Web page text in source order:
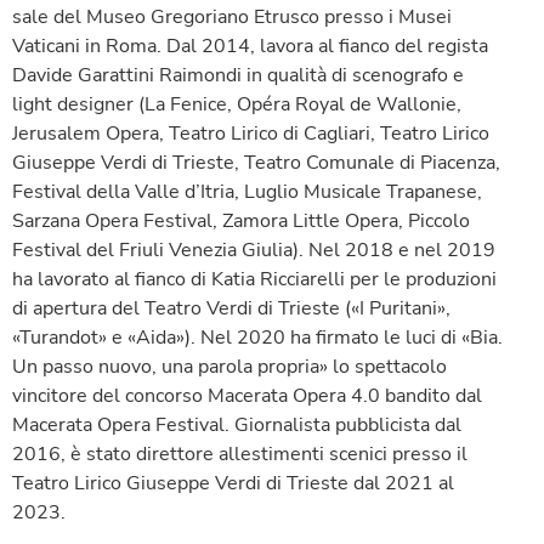
sale del Museo Gregoriano Etrusco presso i Musei
Vaticani in Roma. Dal 2014, lavora al fianco del regista
Davide Garattini Raimondi in qualità di scenografo e
light designer (La Fenice, Opéra Royal de Wallonie,
Jerusalem Opera, Teatro Lirico di Cagliari, Teatro Lirico
Giuseppe Verdi di Trieste, Teatro Comunale di Piacenza,
Festival della Valle d’Itria, Luglio Musicale Trapanese,
Sarzana Opera Festival, Zamora Little Opera, Piccolo
Festival del Friuli Venezia Giulia). Nel 2018 e nel 2019
ha lavorato al fianco di Katia Ricciarelli per le produzioni
di apertura del Teatro Verdi di Trieste («I Puritani»,
«Turandot» e «Aida»). Nel 2020 ha firmato le luci di «Bia.
Un passo nuovo, una parola propria» lo spettacolo
vincitore del concorso Macerata Opera 4.0 bandito dal
Macerata Opera Festival. Giornalista pubblicista dal
2016, è stato direttore allestimenti scenici presso il
Teatro Lirico Giuseppe Verdi di Trieste dal 2021 al
2023.